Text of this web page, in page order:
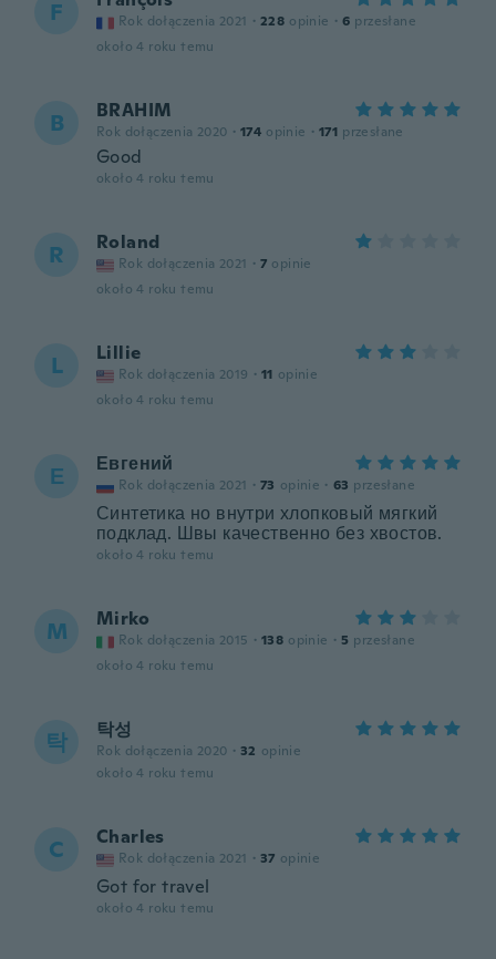
F Rok dołączenia 2021 · 228 opinie · 6 przesłane
około 4 roku temu
B BRAHIM
Rok dołączenia 2020 · 174 opinie · 171 przesłane
Good
około 4 roku temu
R Roland
Rok dołączenia 2021 · 7 opinie
około 4 roku temu
L Lillie
Rok dołączenia 2019 · 11 opinie
około 4 roku temu
Е Евгений
Rok dołączenia 2021 · 73 opinie · 63 przesłane
Синтетика но внутри хлопковый мягкий
подклад. Швы качественно без хвостов.
około 4 roku temu
M Mirko
Rok dołączenia 2015 · 138 opinie · 5 przesłane
około 4 roku temu
탁 탁성
Rok dołączenia 2020 · 32 opinie
około 4 roku temu
C Charles
Rok dołączenia 2021 · 37 opinie
Got for travel
około 4 roku temu